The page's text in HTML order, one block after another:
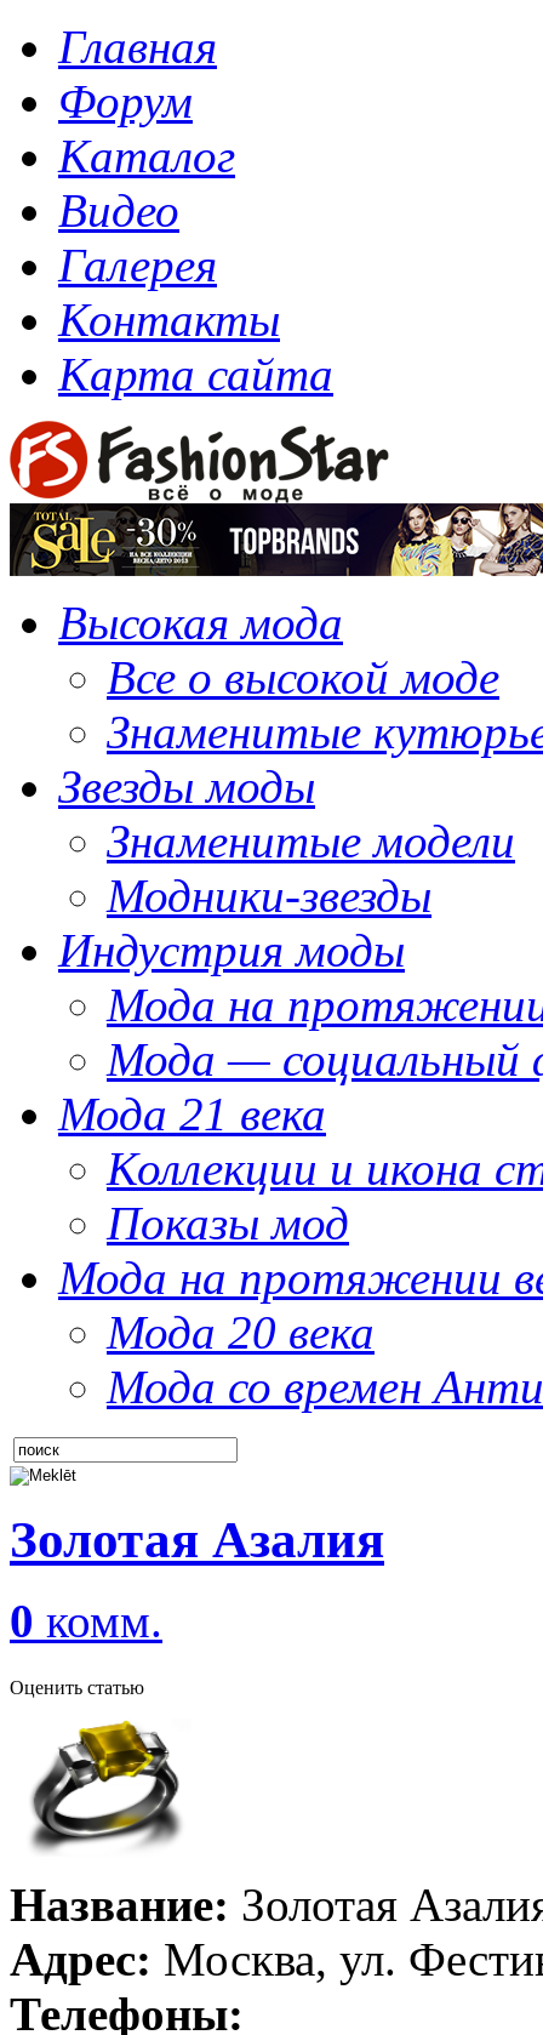
Главная
Форум
Каталог
Видео
Галерея
Контакты
Карта сайта
Высокая мода
Все о высокой моде
Знаменитые
Звезды моды
Знаменитые модели
Модники-звезды
Индустрия моды
Мода на
Мода — социальный
Мода 21 века
Коллекции и икона
Показы мод
Мода на протяжении
Мода 20 века
Мода со времен
Золотая Азалия
0 комм.
Оценить статью
Название: Золотая
Адрес: Москва, ул.
Телефоны: